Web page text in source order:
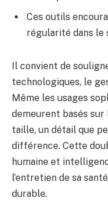
Ces outils
régularité dans le
Il convient de
technologiques, le
Même les usages
demeurent basés
taille, un détail que
différence. Cette
humaine et
l’entretien de sa
durable.